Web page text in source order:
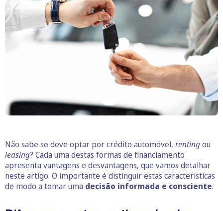
Não sabe se deve optar por crédito automóvel, rentingou
leasing? Cada uma destas formas de financiamento
apresenta vantagens e desvantagens, que vamos detalhar
neste artigo. O importante é distinguir estas características
de modo a tomar uma decisão informada e consciente.